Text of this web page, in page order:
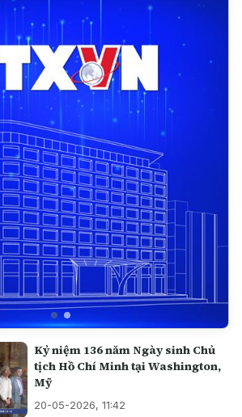
Kỷ niệm 136 năm Ngày sinh Chủ
tịch Hồ Chí Minh tại Washington,
Mỹ
20-05-2026, 11:42